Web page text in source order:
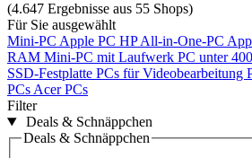
(4.647 Ergebnisse aus 55 Shops)
Für Sie ausgewählt
Mini-PC Apple PC HP All-in-One-PC
RAM Mini-PC mit Laufwerk PC unter
SSD-Festplatte PCs für Videobearbeitung
PCs Acer PCs
Filter
Deals & Schnäppchen
Deals & Schnäppchen